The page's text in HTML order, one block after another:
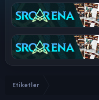
Etiketler